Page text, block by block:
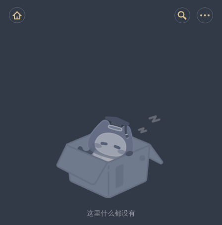
这里什么都没有